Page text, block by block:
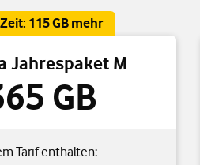
115 GB mehr
Jahrespaket M
GB
Tarif enthalten: